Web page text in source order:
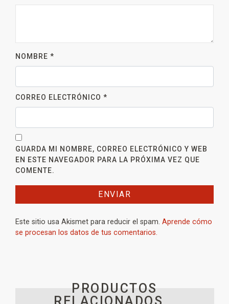
NOMBRE *
CORREO ELECTRÓNICO *
GUARDA MI NOMBRE, CORREO ELECTRÓNICO Y WEB
EN ESTE NAVEGADOR PARA LA PRÓXIMA VEZ QUE
COMENTE.
Este sitio usa Akismet para reducir el spam. Aprende cómo
se procesan los datos de tus comentarios.
PRODUCTOS
RELACIONADOS _